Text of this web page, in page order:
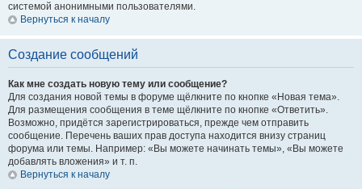
системой анонимными пользователями.
Вернуться к началу
Создание сообщений
Как мне создать новую тему или сообщение?
Для создания новой темы в форуме щёлкните по кнопке «Новая тема».
Для размещения сообщения в теме щёлкните по кнопке «Ответить».
Возможно, придётся зарегистрироваться, прежде чем отправить
сообщение. Перечень ваших прав доступа находится внизу страниц
форума или темы. Например: «Вы можете начинать темы», «Вы можете
добавлять вложения» и т. п.
Вернуться к началу